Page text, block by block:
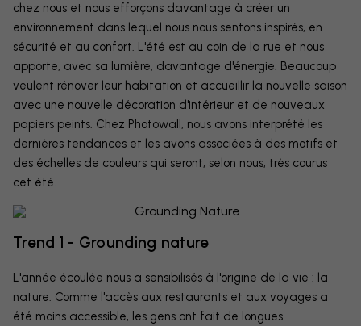
chez nous et nous efforçons davantage à créer un
environnement dans lequel nous nous sentons inspirés, en
sécurité et au confort. L'été est au coin de la rue et nous
apporte, avec sa lumière, davantage d'énergie. Beaucoup
veulent rénover leur habitation et accueillir la nouvelle saison
avec une nouvelle décoration d'intérieur et de nouveaux
papiers peints. Chez Photowall, nous avons interprété les
dernières tendances et les avons associées à des motifs et
des échelles de couleurs qui seront, selon nous, très courus
cet été.
Trend 1 - Grounding nature
L'année écoulée nous a sensibilisés à l'origine de la vie : la
nature. Comme l'accès aux restaurants et aux voyages a
été moins accessible, les gens ont fait de longues